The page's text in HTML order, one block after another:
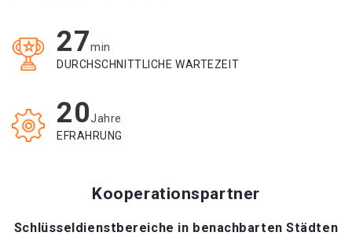
27min
DURCHSCHNITTLICHE WARTEZEIT
20Jahre
EFRAHRUNG
Kooperationspartner
Schlüsseldienstbereiche in benachbarten Städten